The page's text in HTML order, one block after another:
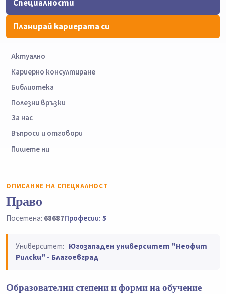
Специалности
Планирай кариерата си
Актуално
Кариерно консултиране
Библиотека
Полезни връзки
За нас
Въпроси и отговори
Пишете ни
ОПИСАНИЕ НА СПЕЦИАЛНОСТ
Право
Посетена: 68687Професии:5
Университет: Югозападен университет "Неофит
Рилски" - Благоевград
Образователни степени и форми на обучение